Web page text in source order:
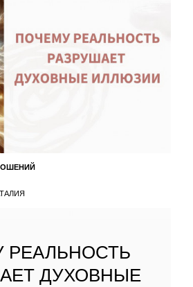
РЕАЛЬНОСТЬ
ДУХОВНЫЕ